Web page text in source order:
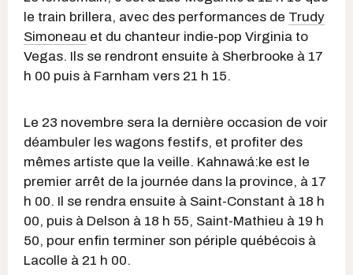
le train brillera, avec des performances de Trudy
Simoneau et du chanteur indie-pop Virginia to
Vegas. Ils se rendront ensuite à Sherbrooke à 17
h 00 puis à Farnham vers 21 h 15.
Le 23 novembre sera la dernière occasion de voir
déambuler les wagons festifs, et profiter des
mêmes artiste que la veille. Kahnawá:ke est le
premier arrêt de la journée dans la province, à 17
h 00. Il se rendra ensuite à Saint-Constant à 18 h
00, puis à Delson à 18 h 55, Saint-Mathieu à 19 h
50, pour enfin terminer son périple québécois à
Lacolle à 21 h 00.